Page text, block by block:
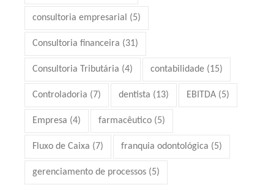
consultoria empresarial (5)
Consultoria financeira (31)
Consultoria Tributária (4) contabilidade (15)
Controladoria (7) dentista (13) EBITDA (5)
Empresa (4) farmacêutico (5)
Fluxo de Caixa (7) franquia odontológica (5)
gerenciamento de processos (5)